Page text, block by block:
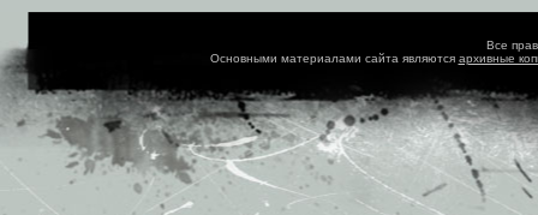
Все
Основными материалами сайта являются архивные